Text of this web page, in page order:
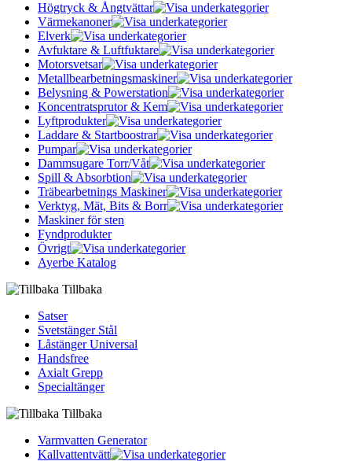
Högtryck & Ångtvättar
Värmekanoner
Elverk
Avfuktare & Luftfuktare
Motorsvetsar
Metallbearbetningsmaskiner
Belysning & Powerstation
Koncentratsprutor & Kem
Lyftprodukter
Laddare & Startboostrar
Pumpar
Dammsugare Torr/Våt
Spill & Absorbtion
Träbearbetnings Maskiner
Verktyg, Mät, Bits & Borr
Maskiner för sten
Fyndprodukter
Övrigt
Ayerbe Katalog
Tillbaka
Satser
Svetstänger Stål
Låstänger Universal
Handsfree
Axialt Grepp
Specialtänger
Tillbaka
Varmvatten Generator
Kallvattentvätt